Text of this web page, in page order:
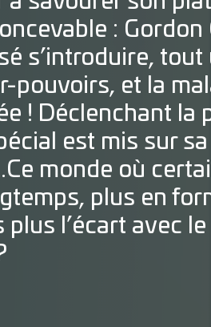
:
s’introduire,
pouvoirs, et la
! Déclenchant la
est mis sur
monde où
plus en
plus l’écart avec